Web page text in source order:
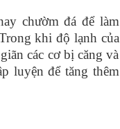
chườm đá để làm
khi độ lạnh của
các cơ bị căng và
luyện để tăng thêm